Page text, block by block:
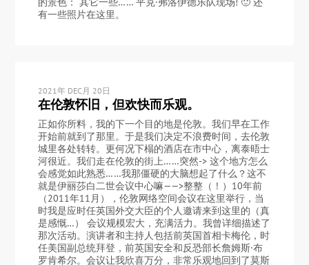
有一些照片在这里。
2021年 DEC月 20日
在伦敦怀旧，但欢快而乐观。
正如你所料，我的下一个目的地是伦敦。我们早在工作
开始前就到了那里。于是我们决定不浪费时间，去伦敦
城里各处转转。更何况下榻的酒店在市中心，离泰晤士
河很近。我们走在伦敦的街上……突然-> 这个地方怎么
会感觉如此熟悉……我那僵硬的大脑想起了什么？这不
就是伊丽莎白二世会议中心嘛——>整整（！）10年前
（2011年11月），伦敦网络空间会议在这里举行，当
时我是应时任英国外交大臣的个人邀请来到这里的（真
是感慨…） 会议规模宏大，充满活力。我曾详细描述了
那次活动。演讲者和主持人包括前英国首相卡梅伦，时
任美国副总统拜登，前英国安全和反恐部长詹姆斯·布
罗肯希尔。会议让我欣喜万分，非常乐观地回到了莫斯